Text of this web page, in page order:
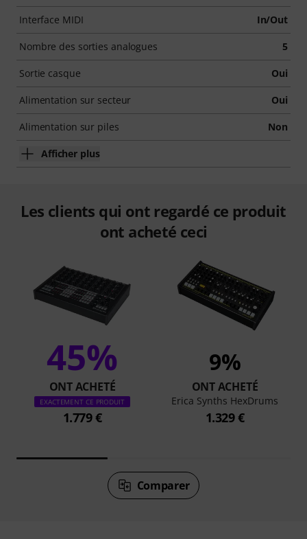
Interface MIDI In/Out
Nombre des sorties analogues 5
Sortie casque Oui
Alimentation sur secteur Oui
Alimentation sur piles Non
Afficher plus
Les clients qui ont regardé ce produit
ont acheté ceci
45%
ONT ACHETÉ
EXACTEMENT CE PRODUIT
1.779 €
9%
ONT ACHETÉ
Erica Synths HexDrums
1.329 €
Comparer